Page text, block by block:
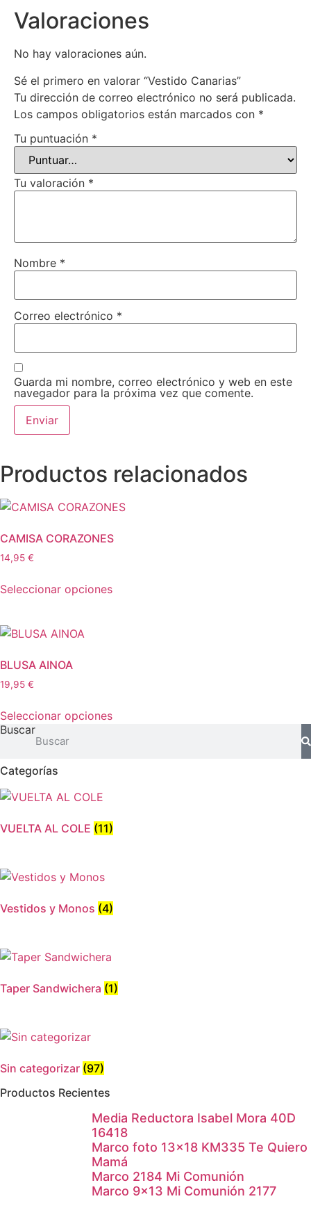
Valoraciones
No hay valoraciones aún.
Sé el primero en valorar “Vestido Canarias”
Tu dirección de correo electrónico no será publicada.
Los campos obligatorios están marcados con *
Tu puntuación *
Tu valoración *
Nombre *
Correo electrónico *
Guarda mi nombre, correo electrónico y web en este
navegador para la próxima vez que comente.
Productos relacionados
CAMISA CORAZONES
14,95 €
Seleccionar opcionesproducto
BLUSA AINOA
19,95 €
Seleccionar opcionesproducto
se
pueden
página
Buscar
Categorías
VUELTA AL COLE (11)
Vestidos y Monos (4)
Taper Sandwichera (1)
Sin categorizar (97)
Productos Recientes
Media Reductora Isabel Mora 40D
16418
Marco foto 13×18 KM335 Te Quiero
Mamá
Marco 2184 Mi Comunión
Marco 9×13 Mi Comunión 2177